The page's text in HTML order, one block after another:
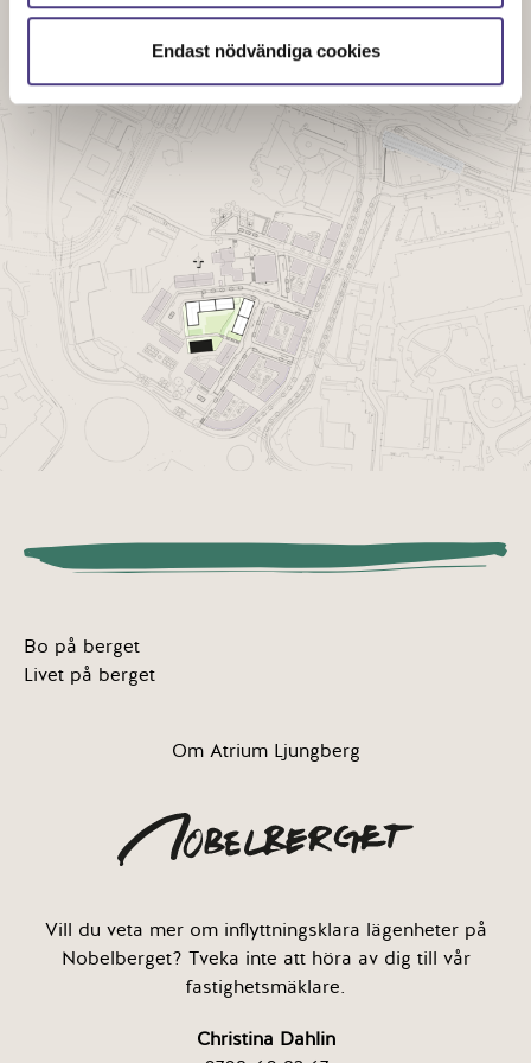
Endast nödvändiga cookies
Situationsplan
Bo på berget
Livet på berget
Om Atrium Ljungberg
Vill du veta mer om inflyttningsklara lägenheter på
Nobelberget? Tveka inte att höra av dig till vår
fastighetsmäklare.
Christina Dahlin